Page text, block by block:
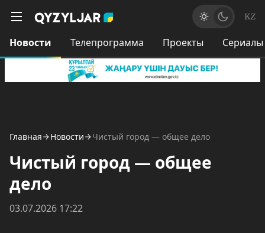
KZ
Новости Телепрограмма Проекты Сериалы
Главная Новости Чистый город — общее дело
Чистый город — общее
дело
03.07.2026 17:22